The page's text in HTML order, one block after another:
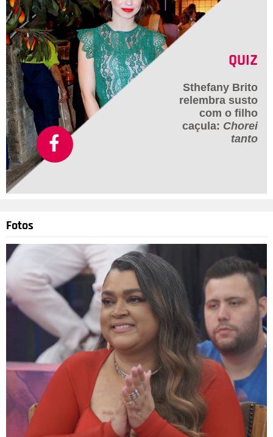
QUIZ
Sthefany Brito
relembra susto
com o filho
caçula: Chorei
tanto
Fotos